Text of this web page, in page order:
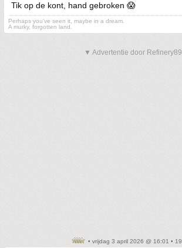
Tik op de kont, hand gebroken 😱
Perhaps you've seen it, maybe in a dream.
A murky, forgotten land.
▼ Advertentie door Refinery89
• vrijdag 3 april 2026 @ 16:01 • 19